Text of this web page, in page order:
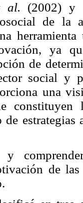
al. (2002)
de la
ya
de
social y
una
de
y
de las